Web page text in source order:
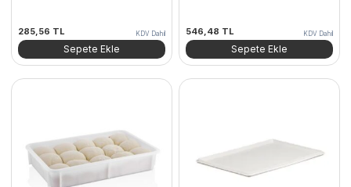
285,56 TL KDV Dahil
Sepete Ekle
546,48 TL KDV Dahil
Sepete Ekle